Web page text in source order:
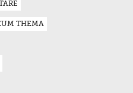
THEMA